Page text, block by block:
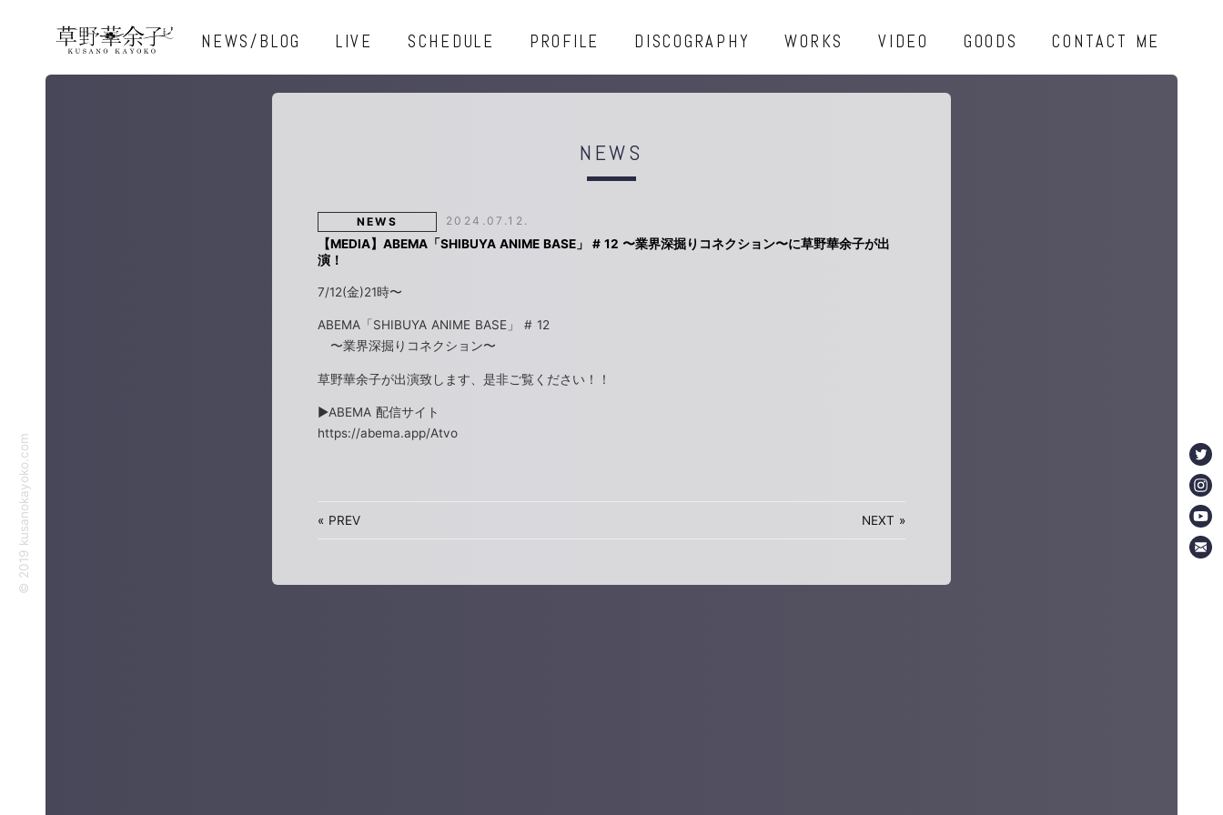
NEWS/BLOG LIVE SCHEDULE PROFILE DISCOGRAPHY WORKS VIDEO GOODS CONTACT ME
NEWS
NEWS 2024.07.12.
【MEDIA】ABEMA「SHIBUYA ANIME BASE」 # 12 〜業界深掘りコネクション〜に草野華余子が出
演！
7/12(金)21時〜
ABEMA「SHIBUYA ANIME BASE」 # 12
〜業界深掘りコネクション〜
草野華余子が出演致します、是非ご覧ください！！
▶︎ABEMA 配信サイト
https://abema.app/Atvo
« PREV NEXT »
©︎ 2019 kusanokayoko.com